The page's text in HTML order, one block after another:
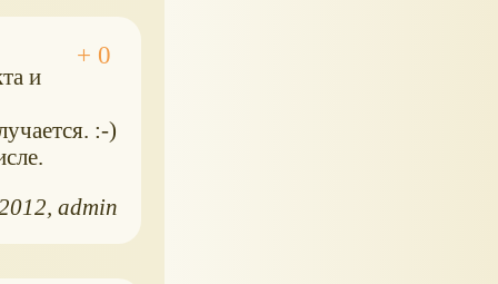
и
:-)
admin